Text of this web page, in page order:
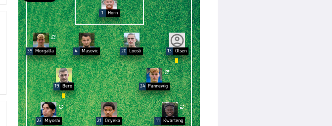
1 Horn

39 Morgalla 4 Masovic 20 Loosli 13 Olsen

19 Bero


24 Pannewig

23 Miyoshi 21 Onyeka

11 Kwarteng